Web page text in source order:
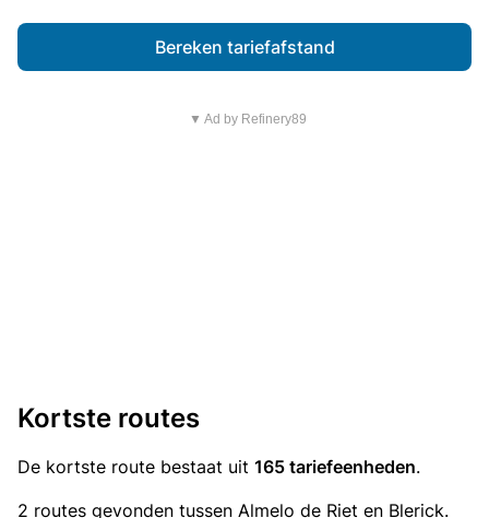
Bereken tariefafstand
▼ Ad by Refinery89
Kortste routes
De kortste route bestaat uit 165 tariefeenheden.
2 routes gevonden tussen Almelo de Riet en Blerick.